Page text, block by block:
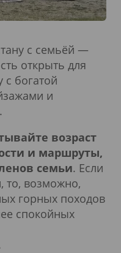
с семьёй —
открыть для
с богатой
и
возраст
и маршруты,
семьи. Если
то, возможно,
горных походов
спокойных